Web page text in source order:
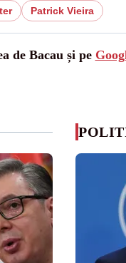
Patrick Vieira
de Bacau și pe